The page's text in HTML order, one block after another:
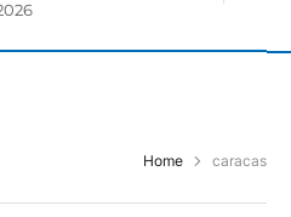
Home caracas